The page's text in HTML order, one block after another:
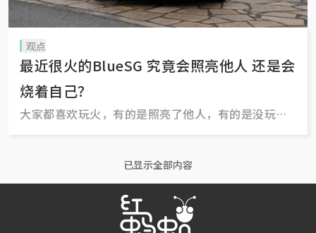
观点
最近很火的BlueSG 究竟会照亮他人 还是会
烧着自己？
大家都喜欢玩火，有的是照亮了他人，有的是没玩好
已显示全部内容